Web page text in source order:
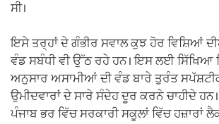
ਸੀ।
ਇਸੇ ਤਰ੍ਹਾਂ ਦੇ ਗੰਭੀਰ ਸਵਾਲ ਕੁਝ ਹੋਰ ਵਿਸ਼ਿਆਂ
ਵੰਡ ਸਬੰਧੀ ਵੀ ਉੱਠ ਰਹੇ ਹਨ। ਇਸ ਲਈ ਸਿੱਖਿਆ
ਅਨੁਸਾਰ ਅਸਾਮੀਆਂ ਦੀ ਵੰਡ ਬਾਰੇ ਤੁਰੰਤ
ਉਮੀਦਵਾਰਾਂ ਦੇ ਸਾਰੇ ਸੰਦੇਹ ਦੂਰ ਕਰਨੇ ਚਾਹੀਦੇ
ਪੰਜਾਬ ਭਰ ਵਿੱਚ ਸਰਕਾਰੀ ਸਕੂਲਾਂ ਵਿੱਚ ਹਜ਼ਾਰਾਂ